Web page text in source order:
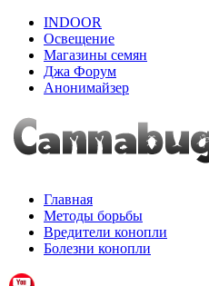
INDOOR
Освещение
Магазины семян
Джа Форум
Анонимайзер
Главная
Методы борьбы
Вредители конопли
Болезни конопли